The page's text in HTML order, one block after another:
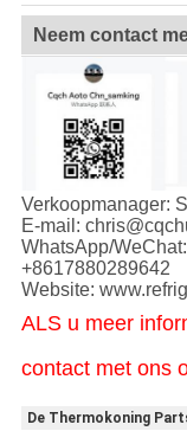
Neem contact
Verkoopmanager:
E-mail:
WhatsApp/
+8617880289642
Website:
ALS u meer
contact met ons
De Thermokoning